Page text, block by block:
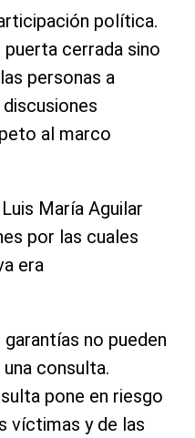
política.
cerrada sino
personas a
al marco
María Aguilar
por las cuales
era
no pueden
consulta.
pone en riesgo
víctimas y de las